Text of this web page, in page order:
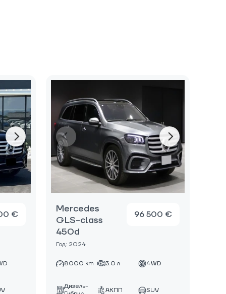
€
Mercedes
GLS-class
450d
Год: 2024
96 500 €
8000 km 3.0 л 4WD
Дизель-
АКПП SUV